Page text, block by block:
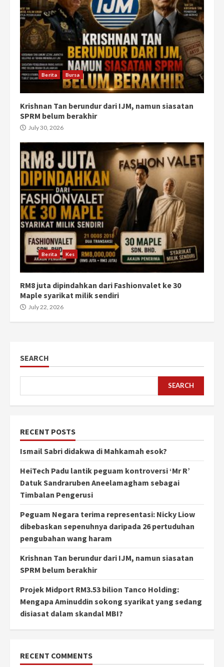
Berita Bursa
Krishnan Tan berundur dari IJM, namun siasatan
SPRM belum berakhir
July 30, 2026
Berita Kes
RM8 juta dipindahkan dari Fashionvalet ke 30
Maple syarikat milik sendiri
July 22, 2026
SEARCH
SEARCH
RECENT POSTS
Ismail Sabri didakwa di Mahkamah esok?
HeiTech Padu lantik peguam kontroversi ‘Mr R’
Datuk Sandraruben Aneelamagham sebagai
Timbalan Pengerusi
Peguam Negara terima representasi: Nicky Liow
dibebaskan sepenuhnya daripada 26 pertuduhan
pengubahan wang haram
Krishnan Tan berundur dari IJM, namun siasatan
SPRM belum berakhir
Projek Midport RM3.53 bilion Tanco Holding:
Mengapa Aminuddin sokong syarikat yang sedang
disiasat dalam skandal MBI?
RECENT COMMENTS